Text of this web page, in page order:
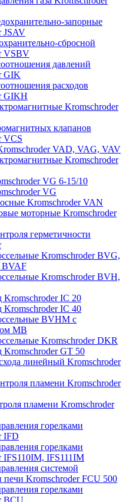
запорные
JSAV
сбросной
VSBV
давлений
GIK
расходов
GIKH
Kromschroder
клапанов
VCS
VAD, VAG, VAV
Kromschroder
VG 6-15/10
VG
Kromschroder VAN
моторные Kromschroder
герметичности
Kromschroder BVG,
BVAF
Kromschroder BVH,
Kromschroder IC 20
Kromschroder IC 40
BVHM с
МВ
Kromschroder DKR
Kromschroder GT 50
линейный Kromschroder
пламени Kromschroder
пламени Kromschroder
горелками
IFD
горелками
IFS110IM, IFS111IM
системой
печи Kromschroder FCU 500
горелками
BCU